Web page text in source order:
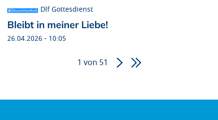
Dlf Gottesdienst
Bleibt in meiner Liebe!
26.04.2026 - 10:05
1 von 51